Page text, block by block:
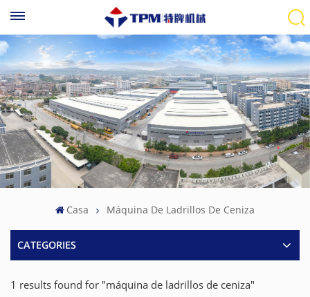
Casa Máquina De Ladrillos De Ceniza
CATEGORIES
1 results found for "máquina de ladrillos de ceniza"